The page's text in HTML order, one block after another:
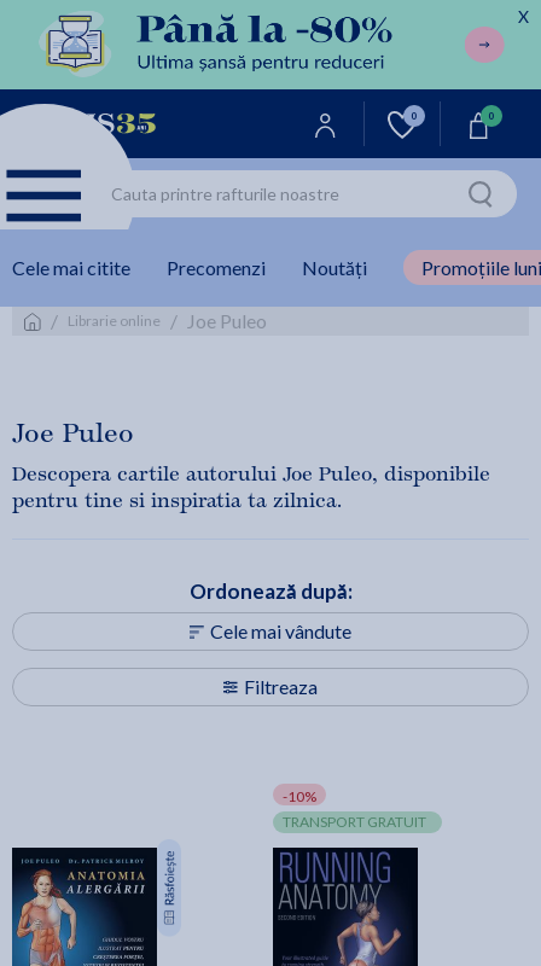
X
0 0
Cele mai citite Precomenzi Noutăți Promoțiile
/ Librarie online / Joe Puleo
Joe Puleo
Descopera cartile autorului Joe Puleo, disponibile
pentru tine si inspiratia ta zilnica.
Filtreaza
Ordonează după:
Cele mai vândute
-10%
TRANSPORT GRATUIT